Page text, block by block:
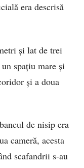
era descrisă
și lat de trei
spațiu mare și
și a doua
de nisip era
cameră, acesta
scafandrii s-au